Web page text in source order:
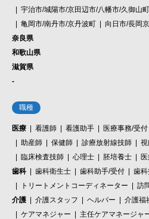
宇治市/城陽市/京田辺市/八幡市/久御山
亀岡市/南丹市/京丹波町
向日市/長岡
奈良県
和歌山県
滋賀県
-
職種
医療 看護師 看護助手 医療事務/受付
助産師
保健師 診療放射線技師
臨床検査技師
心理士 胚培養士
歯科
歯科衛生士 歯科助手/受付 歯
トリートメントコーディネーター
訪
介護
介護スタッフ ヘルパー 介護福
ケアマネジャー
主任ケアマネージャ